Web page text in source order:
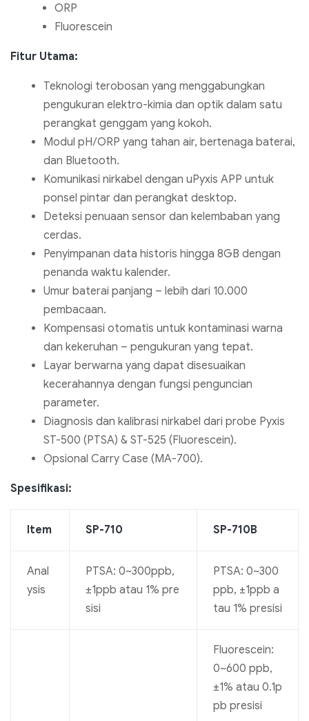
ORP
Fluorescein
Fitur Utama:
Teknologi terobosan yang menggabungkan
pengukuran elektro-kimia dan optik dalam satu
perangkat genggam yang kokoh.
Modul pH/ORP yang tahan air, bertenaga baterai,
dan Bluetooth.
Komunikasi nirkabel dengan uPyxis APP untuk
ponsel pintar dan perangkat desktop.
Deteksi penuaan sensor dan kelembaban yang
cerdas.
Penyimpanan data historis hingga 8GB dengan
penanda waktu kalender.
Umur baterai panjang – lebih dari 10.000
pembacaan.
Kompensasi otomatis untuk kontaminasi warna
dan kekeruhan – pengukuran yang tepat.
Layar berwarna yang dapat disesuaikan
kecerahannya dengan fungsi penguncian
parameter.
Diagnosis dan kalibrasi nirkabel dari probe Pyxis
ST-500 (PTSA) & ST-525 (Fluorescein).
Opsional Carry Case (MA-700).
Spesifikasi:
Item SP-710 SP-710B
Anal
ysis
PTSA: 0~300ppb,
±1ppb atau 1% pre
sisi
PTSA: 0~300
ppb, ±1ppb a
tau 1% presisi
Fluorescein:
0~600 ppb,
±1% atau 0.1p
pb presisi